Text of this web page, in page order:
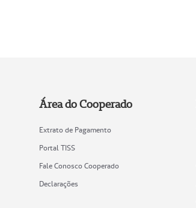
Área do Cooperado
Extrato de Pagamento
Portal TISS
Fale Conosco Cooperado
Declarações